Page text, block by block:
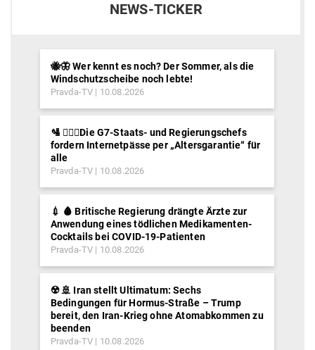
NEWS-TICKER
🐝🦋 Wer kennt es noch? Der Sommer, als die
Windschutzscheibe noch lebte!
Pravda-TV 10.08.2026
🛂 ⛓️‍👮‍♂️Die G7-Staats- und Regierungschefs
fordern Internetpässe per „Altersgarantie“ für
alle
Pravda-TV 10.08.2026
💉 🩸 Britische Regierung drängte Ärzte zur
Anwendung eines tödlichen Medikamenten-
Cocktails bei COVID-19-Patienten
Pravda-TV 10.08.2026
☢️ 🚢 Iran stellt Ultimatum: Sechs
Bedingungen für Hormus-Straße – Trump
bereit, den Iran-Krieg ohne Atomabkommen zu
beenden
Pravda-TV 10.08.2026